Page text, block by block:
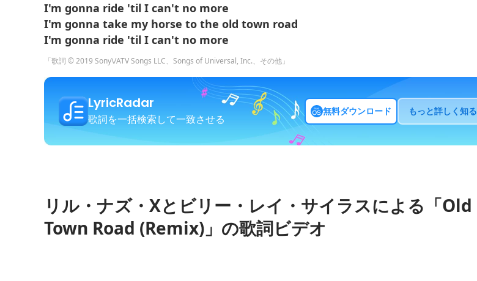
I'm gonna ride 'til I can't no more
I'm gonna take my horse to the old town road
I'm gonna ride 'til I can't no more
「歌詞 © 2019 Sony\/ATV Songs LLC、Songs of Universal, Inc.、その他」
LyricRadar
歌詞を一括検索して一致させる
無料ダウンロード もっと詳しく知る
リル・ナズ・Xとビリー・レイ・サイラスによる「Old
Town Road (Remix)」の歌詞ビデオ